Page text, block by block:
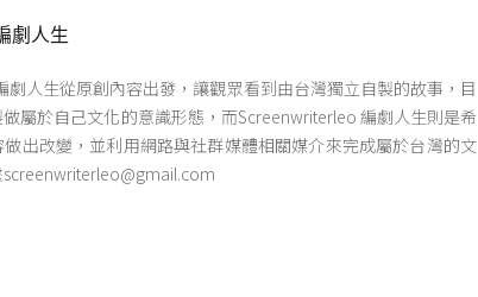
劇人生
劇人生從原創內容出發，讓觀眾看到由台灣獨立自製的故事，目
屬於自己文化的意識形態，而Screenwriterleo 編劇人生則是希
出改變，並利用網路與社群媒體相關媒介來完成屬於台灣的文